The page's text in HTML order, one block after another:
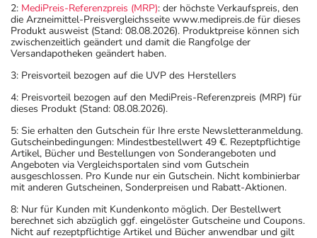
2: MediPreis-Referenzpreis (MRP): der höchste Verkaufspreis, den
die Arzneimittel-Preisvergleichsseite www.medipreis.de für dieses
Produkt ausweist (Stand: 08.08.2026). Produktpreise können sich
zwischenzeitlich geändert und damit die Rangfolge der
Versandapotheken geändert haben.
3: Preisvorteil bezogen auf die UVP des Herstellers
4: Preisvorteil bezogen auf den MediPreis-Referenzpreis (MRP) für
dieses Produkt (Stand: 08.08.2026).
5: Sie erhalten den Gutschein für Ihre erste Newsletteranmeldung.
Gutscheinbedingungen: Mindestbestellwert 49 €. Rezeptpflichtige
Artikel, Bücher und Bestellungen von Sonderangeboten und
Angeboten via Vergleichsportalen sind vom Gutschein
ausgeschlossen. Pro Kunde nur ein Gutschein. Nicht kombinierbar
mit anderen Gutscheinen, Sonderpreisen und Rabatt-Aktionen.
8: Nur für Kunden mit Kundenkonto möglich. Der Bestellwert
berechnet sich abzüglich ggf. eingelöster Gutscheine und Coupons.
Nicht auf rezeptpflichtige Artikel und Bücher anwendbar und gilt